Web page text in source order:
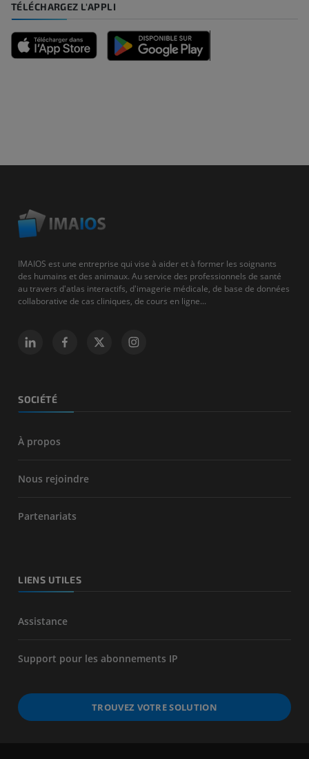
TÉLÉCHARGEZ L'APPLI
IMAIOS est une entreprise qui vise à aider et à former les soignants
des humains et des animaux. Au service des professionnels de santé
au travers d'atlas interactifs, d'imagerie médicale, de base de données
collaborative de cas cliniques, de cours en ligne...
SOCIÉTÉ
À propos
Nous rejoindre
Partenariats
LIENS UTILES
Assistance
Support pour les abonnements IP
TROUVEZ VOTRE SOLUTION